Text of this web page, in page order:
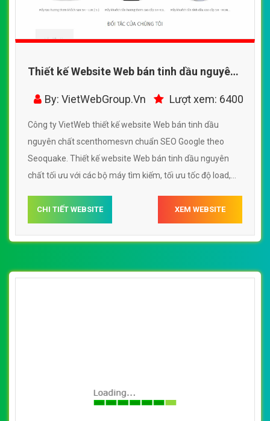
Thiết kế Website Web bán tinh dầu nguyên
chất - scenthomesvn
By: VietWebGroup.Vn Lượt xem: 6400
Công ty VietWeb thiết kế website Web bán tinh dầu
nguyên chất scenthomesvn chuẩn SEO Google theo
Seoquake. Thiết kế website Web bán tinh dầu nguyên
chất tối ưu với các bộ máy tìm kiếm, tối ưu tốc độ load,
lướt website Web bán tinh dầu nguyên chất
scenthomesvn
CHI TIẾT WEBSITE XEM WEBSITE